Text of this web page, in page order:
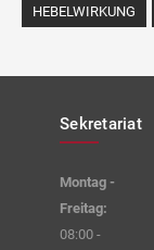
HEBELWIRKUNG
Sekretariat
Montag -
Freitag:
08:00 -